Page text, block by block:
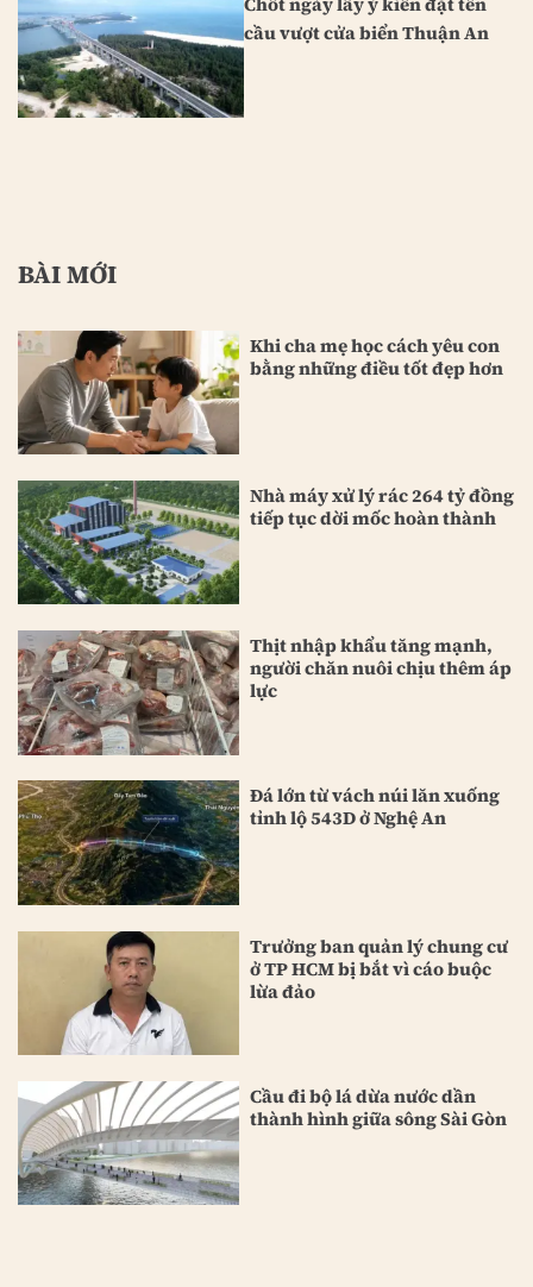
cầu vượt cửa biển Thuận An
BÀI MỚI
Khi cha mẹ học cách yêu con
bằng những điều tốt đẹp hơn
Nhà máy xử lý rác 264 tỷ đồng
tiếp tục dời mốc hoàn thành
Thịt nhập khẩu tăng mạnh,
người chăn nuôi chịu thêm áp
lực
Đá lớn từ vách núi lăn xuống
tỉnh lộ 543D ở Nghệ An
Trưởng ban quản lý chung cư
ở TP HCM bị bắt vì cáo buộc
lừa đảo
Cầu đi bộ lá dừa nước dần
thành hình giữa sông Sài Gòn